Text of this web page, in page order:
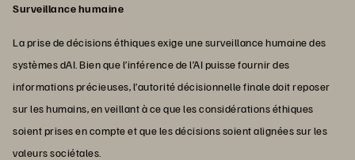
Surveillance humaine
La prise de décisions éthiques exige une surveillance humaine des
systèmes dAI. Bien que l’inférence de l’AI puisse fournir des
informations précieuses, l’autorité décisionnelle finale doit reposer
sur les humains, en veillant à ce que les considérations éthiques
soient prises en compte et que les décisions soient alignées sur les
valeurs sociétales.